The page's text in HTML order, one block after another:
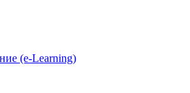
(e-Learning)